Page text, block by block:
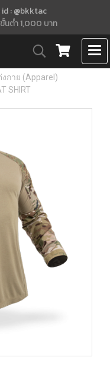
id : @bkktac
นต่ำ 1,000 บาท
งกาย (Apparel)
SHIRT